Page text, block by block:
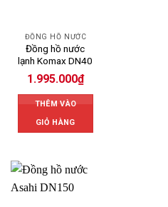
ĐỒNG HỒ NƯỚC
Đồng hồ nước
lạnh Komax DN40
1.995.000₫
THÊM VÀO
GIỎ HÀNG